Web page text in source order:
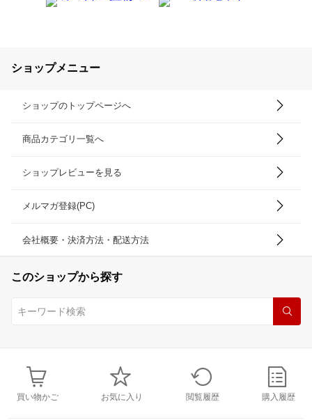
ショップメニュー
ショップのトップページへ
商品カテゴリ一覧へ
ショップレビューを見る
メルマガ登録(PC)
会社概要・決済方法・配送方法
このショップから探す
買い物かご お気に入り 閲覧履歴 購入履歴